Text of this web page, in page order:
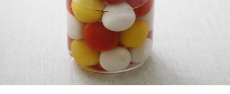
お酢ドリンク ぽん酢
みりん風・料理酒 鍋用調味料
ブランド・スペシャルサイト
ブランド・スペシャルサイト トップ
商品ブランドサイト
Fibee（ファイビー）
国内事業概要